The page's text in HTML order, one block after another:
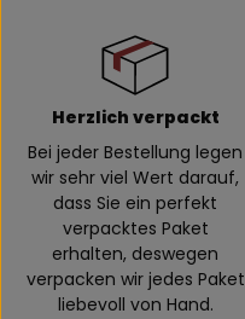
Herzlich verpackt
Bei jeder Bestellung legen
wir sehr viel Wert darauf,
dass Sie ein perfekt
verpacktes Paket
erhalten, deswegen
verpacken wir jedes Paket
liebevoll von Hand.